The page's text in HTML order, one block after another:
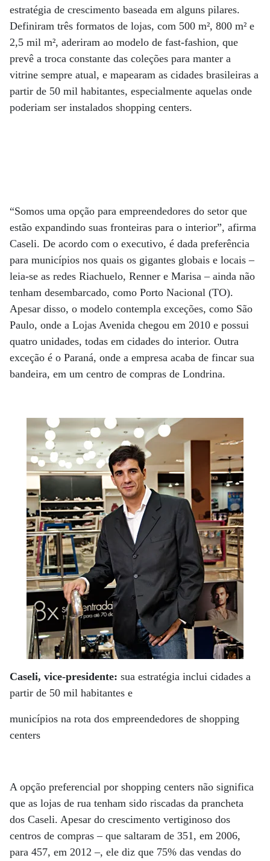
estratégia de crescimento baseada em alguns pilares.
Definiram três formatos de lojas, com 500 m², 800 m² e
2,5 mil m², aderiram ao modelo de fast-fashion, que
prevê a troca constante das coleções para manter a
vitrine sempre atual, e mapearam as cidades brasileiras a
partir de 50 mil habitantes, especialmente aquelas onde
poderiam ser instalados shopping centers.
“Somos uma opção para empreendedores do setor que
estão expandindo suas fronteiras para o interior”, afirma
Caseli. De acordo com o executivo, é dada preferência
para municípios nos quais os gigantes globais e locais –
leia-se as redes Riachuelo, Renner e Marisa – ainda não
tenham desembarcado, como Porto Nacional (TO).
Apesar disso, o modelo contempla exceções, como São
Paulo, onde a Lojas Avenida chegou em 2010 e possui
quatro unidades, todas em cidades do interior. Outra
exceção é o Paraná, onde a empresa acaba de fincar sua
bandeira, em um centro de compras de Londrina.
Caseli, vice-presidente: sua estratégia inclui cidades a
partir de 50 mil habitantes e
municípios na rota dos empreendedores de shopping
centers
A opção preferencial por shopping centers não significa
que as lojas de rua tenham sido riscadas da prancheta
dos Caseli. Apesar do crescimento vertiginoso dos
centros de compras – que saltaram de 351, em 2006,
para 457, em 2012 –, ele diz que 75% das vendas do